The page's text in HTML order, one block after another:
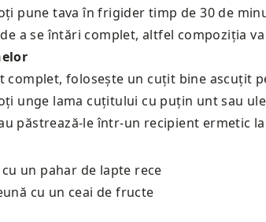
pune tava în frigider timp de 30 de
a se întări complet, altfel compoziția
complet, folosește un cuțit bine ascuțit
unge lama cuțitului cu puțin unt sau
păstrează-le într-un recipient ermetic
un pahar de lapte rece
cu un ceai de fructe